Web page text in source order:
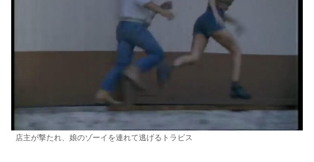
店主が撃たれ、娘のゾーイを連れて逃げるトラビス